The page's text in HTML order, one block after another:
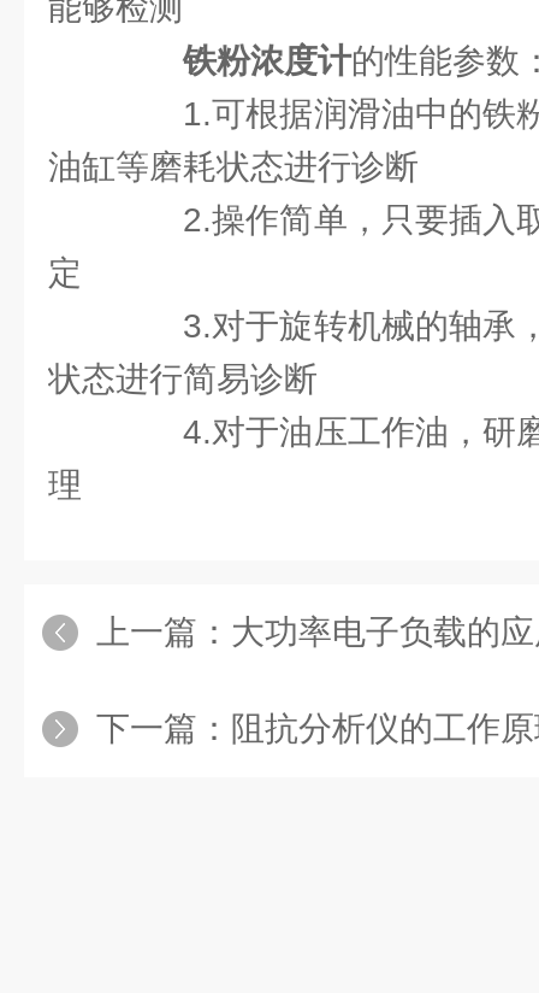
能够检测
铁粉浓度计的性能参数
1.可根据润滑油中的铁
油缸等磨耗状态进行诊断
2.操作简单，只要插入
定
3.对于旋转机械的轴承
状态进行简易诊断
4.对于油压工作油，研
理
上一篇： 大功率电子负载的应用
下一篇： 阻抗分析仪的工作原理